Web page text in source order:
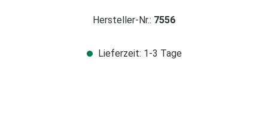
Hersteller-Nr.: 7556
Lieferzeit: 1-3 Tage